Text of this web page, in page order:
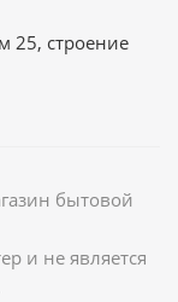
25, строение
бытовой
и не является